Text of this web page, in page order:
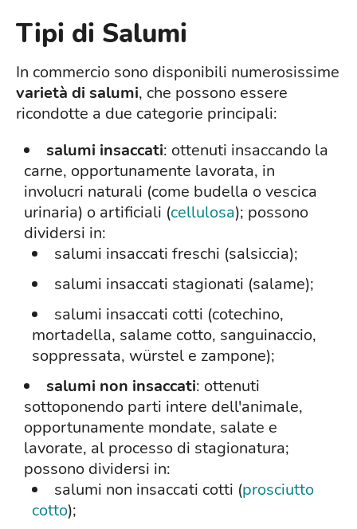
Tipi di Salumi
In commercio sono disponibili numerosissime
varietà di salumi, che possono essere
ricondotte a due categorie principali:
salumi insaccati: ottenuti insaccando la
carne, opportunamente lavorata, in
involucri naturali (come budella o vescica
urinaria) o artificiali (cellulosa); possono
dividersi in:
salumi insaccati freschi (salsiccia);
salumi insaccati stagionati (salame);
salumi insaccati cotti (cotechino,
mortadella, salame cotto, sanguinaccio,
soppressata, würstel e zampone);
salumi non insaccati: ottenuti
sottoponendo parti intere dell'animale,
opportunamente mondate, salate e
lavorate, al processo di stagionatura;
possono dividersi in:
salumi non insaccati cotti (prosciutto
cotto);